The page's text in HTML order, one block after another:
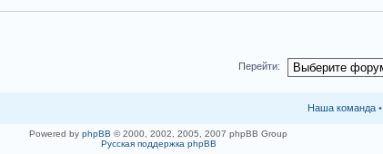
Перейти:
Наша команда •
Powered by phpBB © 2000, 2002, 2005, 2007 phpBB Group
Русская поддержка phpBB